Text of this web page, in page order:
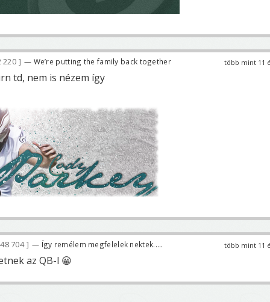
több mint 11
220 — We’re putting the family back together
td, nem is nézem így
több mint 11
704 — Így remélem megfelelek nektek.....
az QB-l 😀